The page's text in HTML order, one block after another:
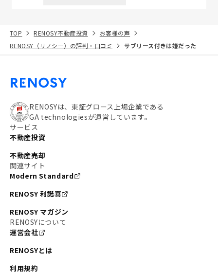
TOP RENOSY不動産投資
お客様の声
RENOSY（リノシー）の評判・口コミ
サブリース付きは嫌だった
RENOSYは、東証グロース上場企業である
GA technologiesが運営しています。
サービス
不動産投資
不動産売却
関連サイト
Modern Standard
RENOSY 利諾喜
RENOSY マガジン
RENOSYについて
運営会社
RENOSYとは
利用規約